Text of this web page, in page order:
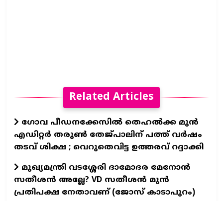
Related Articles
ഗോവ പീഡനക്കേസിൽ തെഹൽക്ക മുൻ
എഡിറ്റർ തരുൺ തേജ്പാലിന് പത്ത് വർഷം
തടവ് ശിക്ഷ ; വെറുതെവിട്ട ഉത്തരവ് റദ്ദാക്കി
മുഖ്യമന്ത്രി വടശ്ശേരി ദാമോദര മേനോൻ
സതീശൻ അല്ലേ? VD സതീശൻ മുൻ
പ്രതിപക്ഷ നേതാവണ് (ജോസ് കാടാപുറം)